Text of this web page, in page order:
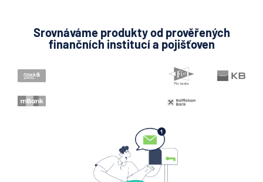
6.8.2026 Daně
Když rozhoduje stres: nové
triky bankovních
podvodníků
Zobrazit všechny články
Srovnáváme produkty od prověřených
finančních institucí a pojišťoven